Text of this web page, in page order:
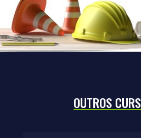
OUTROS